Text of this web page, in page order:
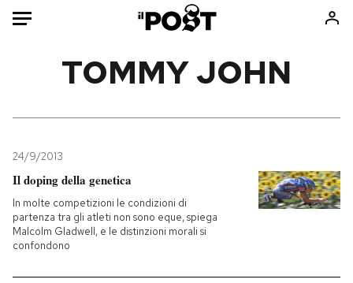
Mondo
Politica
Tecnologia
Internet
Scienza
Consumismi
Ok Boomer!
TOMMY JOHN
24/9/2013
Il doping della genetica
In molte competizioni le condizioni di
partenza tra gli atleti non sono eque, spiega
Malcolm Gladwell, e le distinzioni morali si
confondono